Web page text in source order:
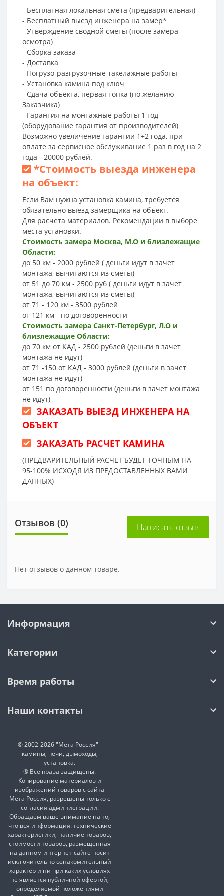
- Бесплатная локальная смета (предварительная)
- Бесплатный выезд инженера на замер*
- Утверждение сводной сметы (после замера-
осмотра)
- Сборка заказа
- Доставка
- Погрузо-разгрузочные такелажные работы
- Установка камина под ключ
- Сдача объекта, первая топка (по желанию
Заказчика)
- Гарантия на монтажные работы 1 год
(оборудование гарантия от производителей)
Возможно увеличение гарантии 1+2 года, при
оплате за сервисное обслуживание 1 раз в год на 2
года - 20000 рублей.
*Стоимость выезда инженера
на объект:
Если Вам нужна установка камина, требуется
обязательно выезд замерщика на объект.
Для расчета материалов. Рекомендации в выборе
места установки.
Стоимость замера Москва, М.О и близлежащие
Области:
до 50 км - 2000 рублей ( деньги идут в зачет
монтажа, вычитаются из сметы)
от 51 до 70 км - 2500 руб ( деньги идут в зачет
монтажа, вычитаются из сметы)
от 71 - 120 км - 3500 рублей
от 121 км - по договоренности
Стоимость замера Санкт-Петербург, Л.О и
близлежащие Области:
до 70 км от КАД - 2500 рублей (деньги в зачет
монтажа не идут)
от 71 -150 от КАД - 3000 рублей (деньги в зачет
монтажа не идут)
от 151 по договоренности (деньги в зачет монтажа
не идут)
ЗАКАЗАТЬ ВЫЕЗД ИНЖЕНЕРА НА
ОБЪЕКТ
ЗАКАЗАТЬ РАСЧЕТ КАМИНА
(ПРЕДВАРИТЕЛЬНЫЙ РАСЧЕТ БУДЕТ ТОЧНЫМ НА
95-100% ИСХОДЯ ИЗ ПРЕДОСТАВЛЕННЫХ ВАМИ
ДАННЫХ)
Отзывов (0) Написать отзыв
Нет отзывов о данном товаре.
Информация
Категории
Время работы
Наши контакты
© 2002-2026 "Мета Россия" -
камины, печи, дымоходы,
установка.
® Все права защищены.
Копирование материалов и
изображений товаров с сайта
Мета Россия, разрешены только с
согласия администрации.
Обращаем ваше внимание на то,
что вся информация: технические
характеристики, наличие товаров,
стоимости товаров, размещенная
на данном интернет-сайте носит
исключительно ознакомительный
характер и ни при каких условиях
не является публичной офертой,
определяемой положениями